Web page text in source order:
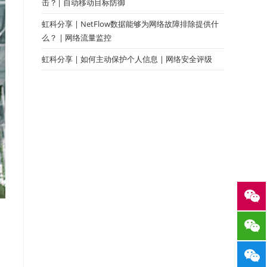
击？| 自动移动目标防御
虹科分享 | NetFlow数据能够为网络故障排除提供什
么？ | 网络流量监控
虹科分享 | 如何主动保护个人信息 | 网络安全评级